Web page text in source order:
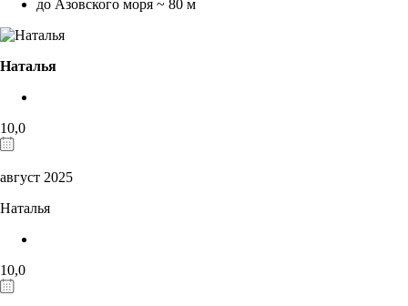
до Азовского моря ~ 80 м
Наталья
10,0
август 2025
Наталья
10,0